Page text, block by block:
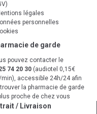
légales
personnelles
de garde
pouvez contacter le
74 20 30 (audiotel 0,15€
accessible 24h/24 afin
la pharmacie de garde
proche de chez vous
/ Livraison